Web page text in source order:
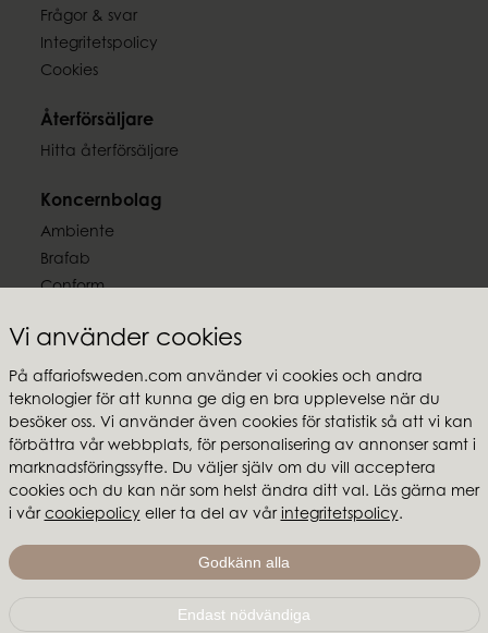
Vi använder cookies
På affariofsweden.com använder vi cookies och andra
teknologier för att kunna ge dig en bra upplevelse när du
besöker oss. Vi använder även cookies för statistik så att vi kan
förbättra vår webbplats, för personalisering av annonser samt i
marknadsföringssyfte. Du väljer själv om du vill acceptera
cookies och du kan när som helst ändra ditt val. Läs gärna mer
i vår cookiepolicyeller ta del av vår integritetspolicy.
Godkänn alla
Endast nödvändiga
Frågor & svar
Integritetspolicy
Cookies
Återförsäljare
Hitta återförsäljare
Koncernbolag
Ambiente
Brafab
Conform
MTI
Följ oss
Affari of Sweden
Om oss